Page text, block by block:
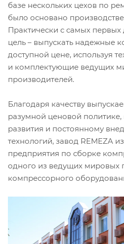
базе нескольких цехов по
было основано
Практически с самых
цель – выпускать надежные
доступной цене, используя
и комплектующие ведущих
производителей.
Благодаря качеству
разумной ценовой политике,
развития и постоянному
технологий, завод REMEZA
предприятия по сборке
одного из ведущих мировых
компрессорного